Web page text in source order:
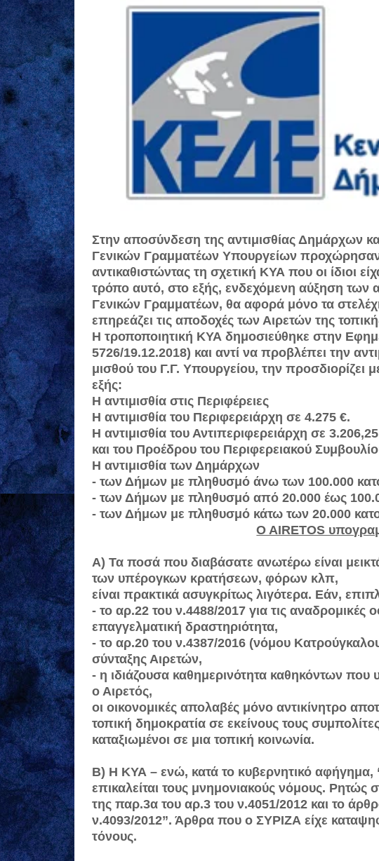
Στην αποσύνδεση της αντιμισθίας Δημάρχων
Γενικών Γραμματέων Υπουργείων προχώρησαν
αντικαθιστώντας τη σχετική ΚΥΑ που οι ίδιοι
τρόπο αυτό, στο εξής, ενδεχόμενη αύξηση
Γενικών Γραμματέων, θα αφορά μόνο τα
επηρεάζει τις αποδοχές των Αιρετών της
Η τροποποιητική ΚΥΑ δημοσιεύθηκε στην
5726/19.12.2018) και αντί να προβλέπει την
μισθού του Γ.Γ. Υπουργείου, την
εξής:
Η αντιμισθία στις Περιφέρειες
Η αντιμισθία του Περιφερειάρχη σε 4.275 €.
Η αντιμισθία του Αντιπεριφερειάρχη σε
και του Προέδρου του Περιφερειακού
Η αντιμισθία των Δημάρχων
- των Δήμων με πληθυσμό άνω των 100.000
- των Δήμων με πληθυσμό από 20.000 έως
- των Δήμων με πληθυσμό κάτω των 20.000
O AIRETOS
Α) Τα ποσά που διαβάσατε ανωτέρω είναι
των υπέρογκων κρατήσεων, φόρων κλπ,
είναι πρακτικά ασυγκρίτως λιγότερα. Εάν,
- το αρ.22 του ν.4488/2017 για τις αναδρομικές
επαγγελματική δραστηριότητα,
- το αρ.20 του ν.4387/2016 (νόμου
σύνταξης Αιρετών,
- η ιδιάζουσα καθημερινότητα καθηκόντων που
ο Αιρετός,
οι οικονομικές απολαβές μόνο αντικίνητρο
τοπική δημοκρατία σε εκείνους τους
καταξιωμένοι σε μια τοπική κοινωνία.
Β) H ΚΥΑ – ενώ, κατά το κυβερνητικό αφήγημα,
επικαλείται τους μνημονιακούς νόμους. Ρητώς
της παρ.3α του αρ.3 του ν.4051/2012 και το
ν.4093/2012”. Άρθρα που ο ΣΥΡΙΖΑ είχε
τόνους.